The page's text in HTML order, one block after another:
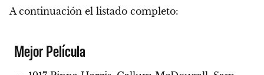
A continuación el listado completo:
Mejor Película